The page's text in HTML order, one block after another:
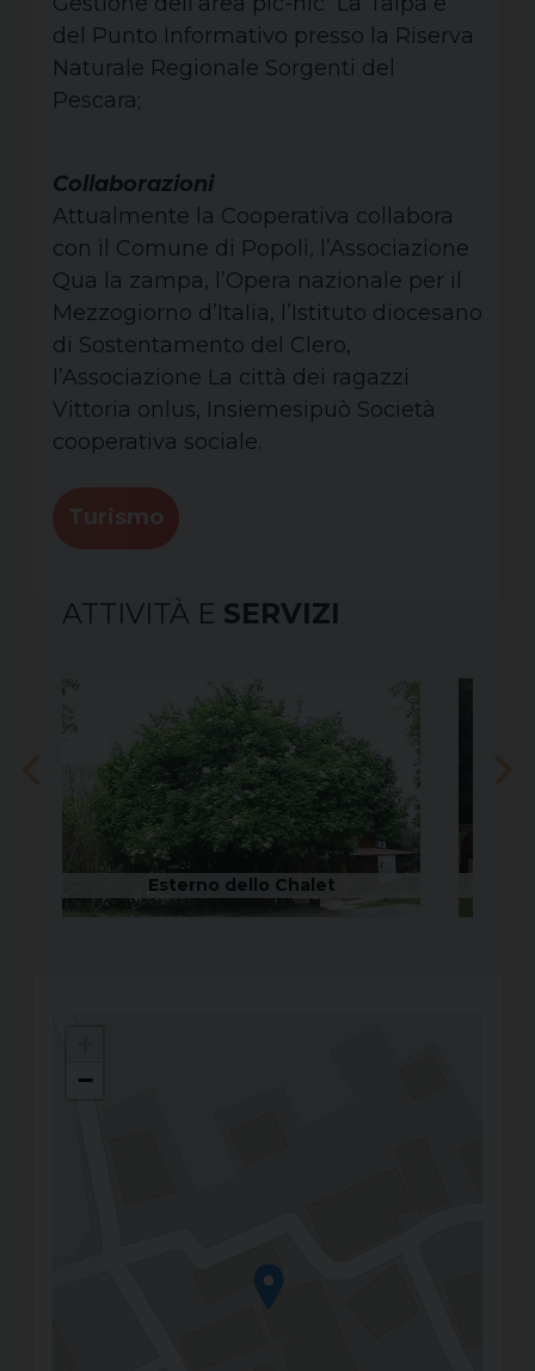
del Punto Informativo presso la Riserva
Naturale Regionale Sorgenti del
Pescara;
Collaborazioni
Attualmente la Cooperativa collabora
con il Comune di Popoli, l’Associazione
Qua la zampa, l’Opera nazionale per il
Mezzogiorno d’Italia, l’Istituto diocesano
di Sostentamento del Clero,
l’Associazione La città dei ragazzi
Vittoria onlus, Insiemesipuò Società
cooperativa sociale.
Turismo
ATTIVITÀ E SERVIZI
Esterno dello Chalet
−